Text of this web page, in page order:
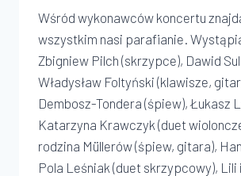
Wśród wykonawców koncertu
wszystkim nasi parafianie.
Zbigniew Pilch (skrzypce), Dawid
Władysław Foltyński (klawisze,
Dembosz-Tondera (śpiew), Łukasz
Katarzyna Krawczyk (duet
rodzina Müllerów (śpiew, gitara),
Pola Leśniak (duet skrzypcowy), Lili